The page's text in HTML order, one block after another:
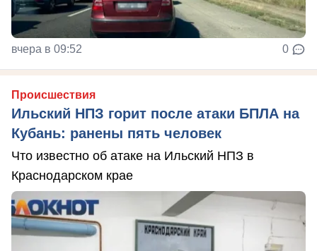
вчера в 09:52 0
Происшествия
Ильский НПЗ горит после атаки БПЛА на
Кубань: ранены пять человек
Что известно об атаке на Ильский НПЗ в
Краснодарском крае